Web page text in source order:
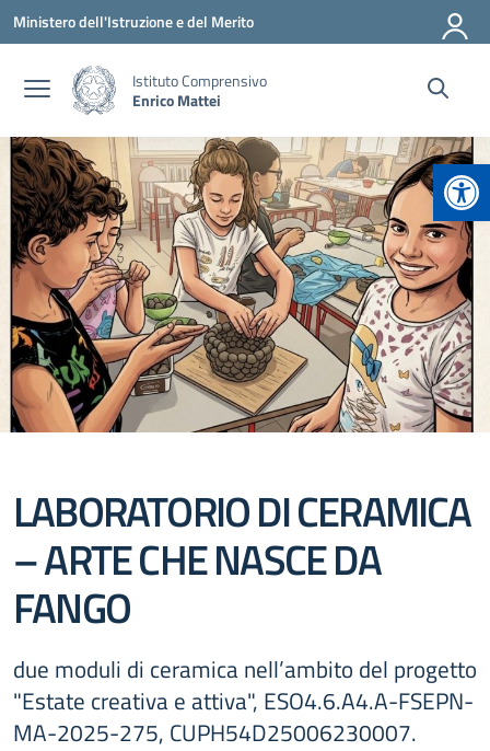
Vai ai contenuti
Vai al menu di navigazione
Vai al footer
Ministero dell'Istruzione e del Merito
Istituto Comprensivo
Enrico Mattei
LABORATORIO DI CERAMICA
– ARTE CHE NASCE DA
FANGO
due moduli di ceramica nell’ambito del progetto
"Estate creativa e attiva", ESO4.6.A4.A-FSEPN-
MA-2025-275, CUPH54D25006230007.